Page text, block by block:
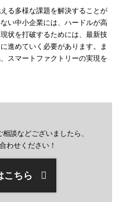
る多様な課題を解決することが
い中小企業には、ハードルが高
状を打破するためには、最新技
進めていく必要があります。ま
スマートファクトリーの実現を
談などございましたら、
わせください！
こちら